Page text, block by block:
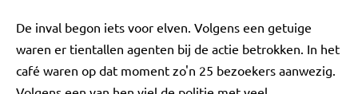
De inval begon iets voor elven. Volgens een getuige
waren er tientallen agenten bij de actie betrokken. In het
café waren op dat moment zo'n 25 bezoekers aanwezig.